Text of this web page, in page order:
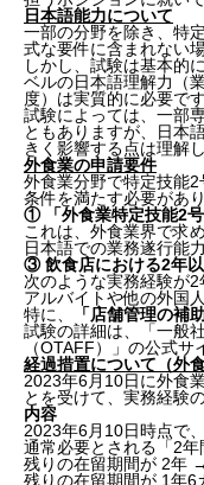
日本語能力について
一部の分野を除き、特
式な要件に含まれない
しかし、試験は基本的
ベルの日本語理解力（
度）は実質的に必要です
試験によっては、一部
ともありますが、日本
きく影響する点は理解
外食業の申請要件
外食業分野で特定技能
条件を満たす必要があり
① 「外食業特定技能2
これは、外食業界で求
日本語での業務遂行能
③ 飲食店における2年
次のような実務経験が2
アルバイトや他の外国
特に、
「店舗管理の補
試験の詳細は、
「一般
（OTAFF）」 の公式サ
経過措置について（外食
2023年6月10日に外食
とを受けて、実務経験
内容
2023年6月10日時点で
通常必要とされる「2
残りの在留期間が 2年
残りの在留期間が 1年